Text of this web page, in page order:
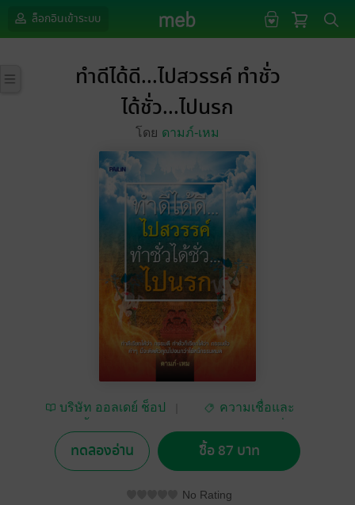
ล็อกอินเข้าระบบ
ทำดีได้ดี...ไปสวรรค์ ทำชั่ว
ได้ชั่ว...ไปนรก
โดย ดามภ์-เหม
บริษัท ออลเดย์ ช็อป
ความเชื่อและ
ทดลองอ่าน ซื้อ 87 บาท
No Rating